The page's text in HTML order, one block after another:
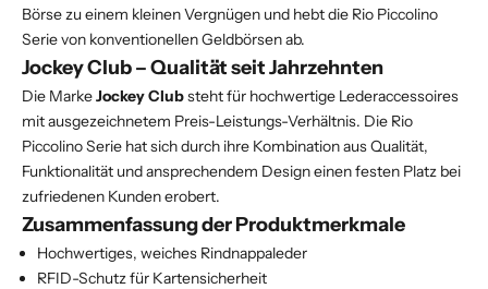
Börse zu einem kleinen Vergnügen und hebt die Rio Piccolino
Serie von konventionellen Geldbörsen ab.
Jockey Club – Qualität seit Jahrzehnten
Die MarkeJockey Clubsteht für hochwertige Lederaccessoires
mit ausgezeichnetem Preis-Leistungs-Verhältnis. Die Rio
Piccolino Serie hat sich durch ihre Kombination aus Qualität,
Funktionalität und ansprechendem Design einen festen Platz bei
zufriedenen Kunden erobert.
Zusammenfassung der Produktmerkmale
Hochwertiges, weiches Rindnappaleder
RFID-Schutz für Kartensicherheit